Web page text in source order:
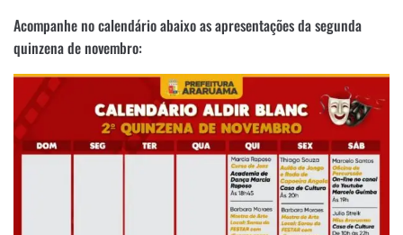
Acompanhe no calendário abaixo as apresentações da segunda
quinzena de novembro: